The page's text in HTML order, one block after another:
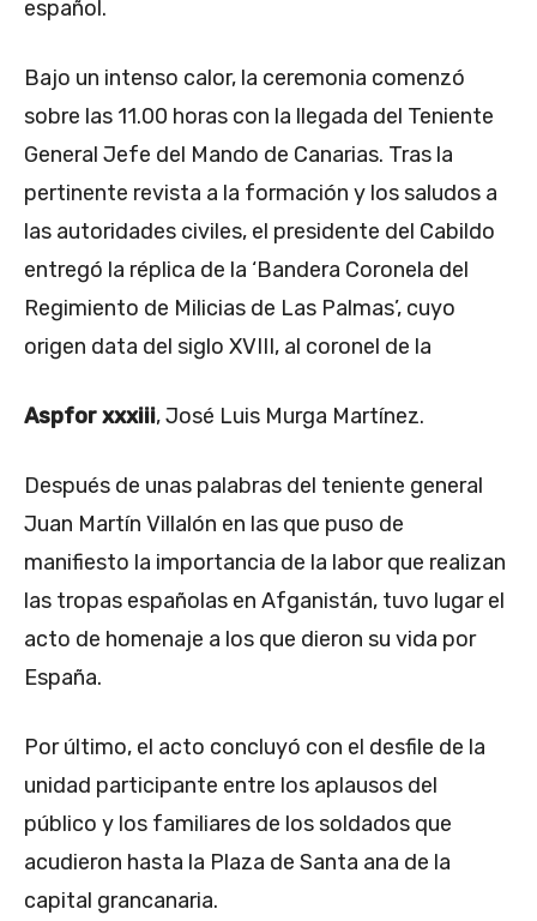
español.
Bajo un intenso calor, la ceremonia comenzó
sobre las 11.00 horas con la llegada del Teniente
General Jefe del Mando de Canarias. Tras la
pertinente revista a la formación y los saludos a
las autoridades civiles, el presidente del Cabildo
entregó la réplica de la ‘Bandera Coronela del
Regimiento de Milicias de Las Palmas’, cuyo
origen data del siglo XVIII, al coronel de la
Aspfor xxxiii, José Luis Murga Martínez.
Después de unas palabras del teniente general
Juan Martín Villalón en las que puso de
manifiesto la importancia de la labor que realizan
las tropas españolas en Afganistán, tuvo lugar el
acto de homenaje a los que dieron su vida por
España.
Por último, el acto concluyó con el desfile de la
unidad participante entre los aplausos del
público y los familiares de los soldados que
acudieron hasta la Plaza de Santa ana de la
capital grancanaria.